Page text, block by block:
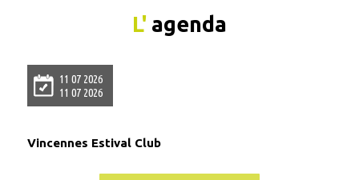
L' agenda
11 07 2026
11 07 2026
Vincennes Estival Club